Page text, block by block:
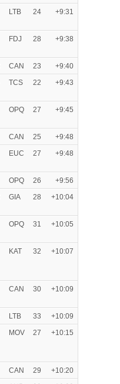
LTB 24 +9:31
FDJ 28 +9:38
CAN 23
+9:40
TCS 22 +9:43
OPQ 27 +9:45
CAN 25
+9:48
EUC 27 +9:48
OPQ 26
+9:56
GIA 28 +10:04
OPQ 31 +10:05
KAT 32 +10:07
CAN 30 +10:09
LTB 33
+10:09
MOV 27 +10:15
CAN 29
+10:20